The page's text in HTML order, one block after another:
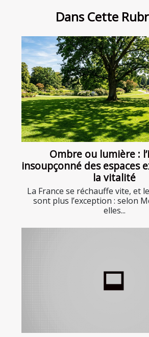
Dans Cette
Ombre ou lumière :
insoupçonné des espaces
la vitalité
La France se réchauffe vite, et
sont plus l’exception : selon
elles...